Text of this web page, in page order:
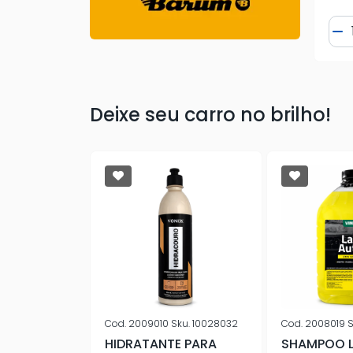
Diminuir Quantidade
Adicionar QuantidadeDiminuir Quantidade
Adicionar Quantidade
Deixe seu carro no brilho!
Cod. 2009010 Sku.10028032
HIDRATANTE PARA
Cod. 2008019
SHAMPOO